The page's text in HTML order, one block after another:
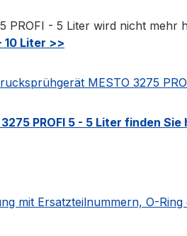
PROFI - 5 Liter wird nicht mehr
10 Liter >>
MESTO 3275
PROFI 5 - 5 Liter finden Sie
mit Ersatzteilnummern, O-